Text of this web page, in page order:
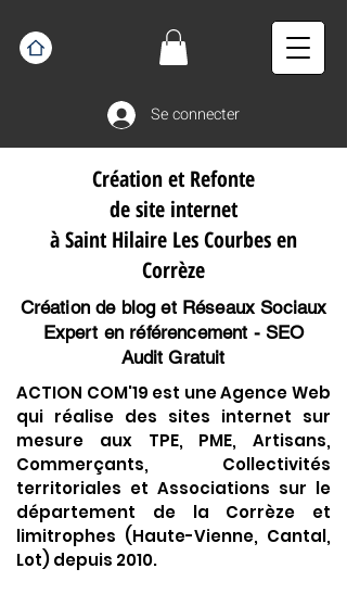
Se connecter
Création et Refonte
de site internet
à Saint Hilaire Les Courbes en
Corrèze
Création de blog et Réseaux Sociaux
Expert en référencement - SEO
Audit Gratuit
ACTION COM'19 est une Agence Web
qui réalise des sites internet sur
mesure aux TPE, PME, Artisans,
Commerçants, Collectivités
territoriales et Associations sur le
département de la Corrèze et
limitrophes (Haute-Vienne, Cantal,
Lot) depuis 2010.